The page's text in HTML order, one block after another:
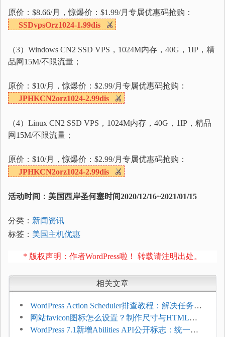
原价：$8.66/月，惊爆价：$1.99/月专属优惠码抢购：
SSDvpsOrz1024-1.99dis
（3）Windows CN2 SSD VPS，1024M内存，40G，1IP，精
品网15M/不限流量；
原价：$10/月，惊爆价：$2.99/月专属优惠码抢购：
JPHKCN2orz1024-2.99dis
（4）Linux CN2 SSD VPS，1024M内存，40G，1IP，精品
网15M/不限流量；
原价：$10/月，惊爆价：$2.99/月专属优惠码抢购：
JPHKCN2orz1024-2.99dis
活动时间：美国西岸圣何塞时间2020/12/16~2021/01/15
分类： 新闻资讯
标签： 美国主机优惠
* 版权声明：作者WordPress啦！ 转载请注明出处。
相关文章
WordPress Action Scheduler排查教程：解决任务积
压和订单延迟
网站favicon图标怎么设置？制作尺寸与HTML添
加方法
WordPress 7.1新增Abilities API公开标志：统一支